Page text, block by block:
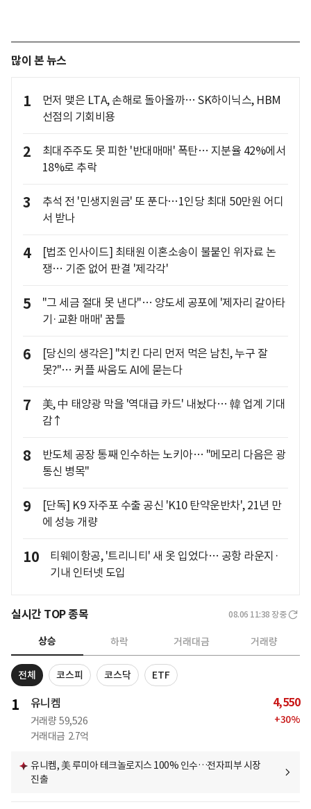
많이 본 뉴스
1
먼저 맺은 LTA, 손해로 돌아올까… SK하이닉스, HBM
선점의 기회비용
2
최대주주도 못 피한 '반대매매' 폭탄… 지분율 42%에서
18%로 추락
3
추석 전 '민생지원금' 또 푼다…1인당 최대 50만원 어디
서 받나
4
[법조 인사이드] 최태원 이혼소송이 불붙인 위자료 논
쟁… 기준 없어 판결 '제각각'
5
"그 세금 절대 못 낸다"… 양도세 공포에 '제자리 갈아타
기·교환 매매' 꿈틀
6
[당신의 생각은] "치킨 다리 먼저 먹은 남친, 누구 잘
못?"… 커플 싸움도 AI에 묻는다
7
美, 中 태양광 막을 '역대급 카드' 내놨다… 韓 업계 기대
감↑
8
반도체 공장 통째 인수하는 노키아… "메모리 다음은 광
통신 병목"
9
[단독] K9 자주포 수출 공신 'K10 탄약운반차', 21년 만
에 성능 개량
10
티웨이항공, '트리니티' 새 옷 입었다… 공항 라운지·
기내 인터넷 도입
실시간 TOP 종목 08.06 11:38 장중
상승 하락 거래대금 거래량
전체 코스피 코스닥 ETF
1 유니켐
거래량 59,526
거래대금 2.7억
4,550
+30%
유니켐, 美 루미아 테크놀로지스 100% 인수…전자피부 시장
진출